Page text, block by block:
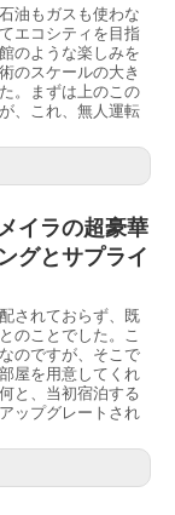
油もガスも使わな
エコシティを目指
のような楽しみを
のスケールの大き
。まずは上のこの
、これ、無人運転
イラの超豪華
グとサプライ
されておらず、既
のことでした。こ
のですが、そこで
屋を用意してくれ
と、当初宿泊する
ップグレートされ